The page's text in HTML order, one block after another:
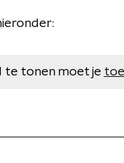
te tonen moet je